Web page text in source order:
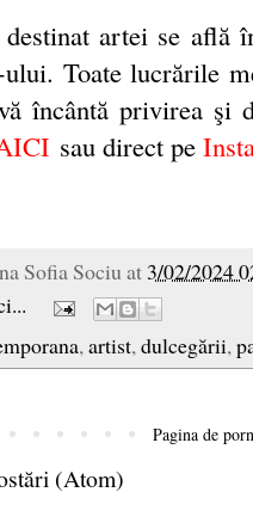
artei se află
ului. Toate lucrările
încântă privirea
sau direct pe
Sofia Sociu at 3/02/2024
, artist, dulcegării,
Pagina de
(Atom)